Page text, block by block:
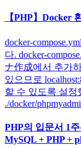
【PHP】Docker
docker-
다. docker-
ナ作成에서 추가
있으므로
할 수 있도록 설정
./docker/
PHP의 입문서 1
MySQL + PHP +